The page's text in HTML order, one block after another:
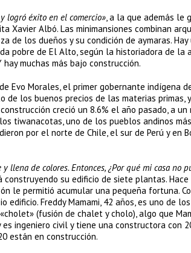
logró éxito en el comercio», a la que además
Xavier Albó. Las minimansiones combinan
de los dueños y su condición de aymaras.
pobre de El Alto, según la historiadora de
muchas más bajo construcción.
Evo Morales, el primer gobernante indígena
de los buenos precios de las materias
creció un 8.6% el año pasado, a
tiwanacotas, uno de los pueblos andinos
por el norte de Chile, el sur de Perú y en
llena de colores. Entonces, ¿Por qué mi casa no
su edificio de siete plantas.
le permitió acumular una pequeña fortuna.
Freddy Mamami, 42 años, es uno de
(fusión de chalet y cholo), algo que
ingeniero civil y tiene una constructora con
están en construcción.